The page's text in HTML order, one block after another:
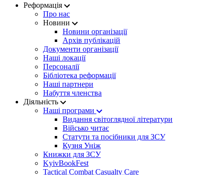
Реформація
Про нас
Новини
Новини організації
Архів публікацій
Документи організації
Наші локації
Персоналії
Бібліотека реформації
Наші партнери
Набуття членства
Діяльність
Наші програми
Видання світоглядної літератури
Військо читає
Статути та посібники для ЗСУ
Кузня Уніж
Книжки для ЗСУ
KyivBookFest
Tactical Combat Casualty Care